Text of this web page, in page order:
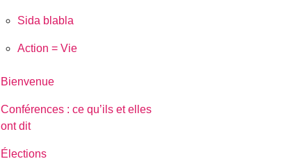
Sida blabla
Action = Vie
Bienvenue
Conférences : ce qu’ils et elles
ont dit
Élections